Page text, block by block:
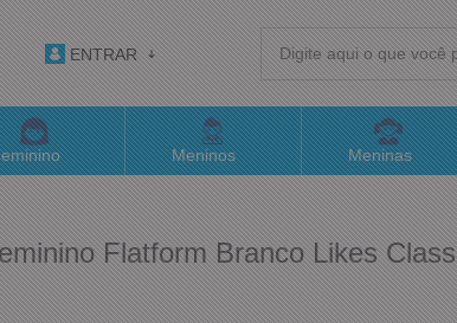
ENTRAR
Meninos Meninas
Flatform Branco Likes Class